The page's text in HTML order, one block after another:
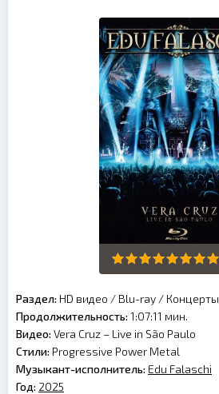
Раздел: HD видео / Blu-ray / Концерты
Продолжительность: 1:07:11 мин.
Видео: Vera Cruz – Live in São Paulo
Стили: Progressive Power Metal
Музыкант-исполнитель: Edu Falaschi
Год: 2025